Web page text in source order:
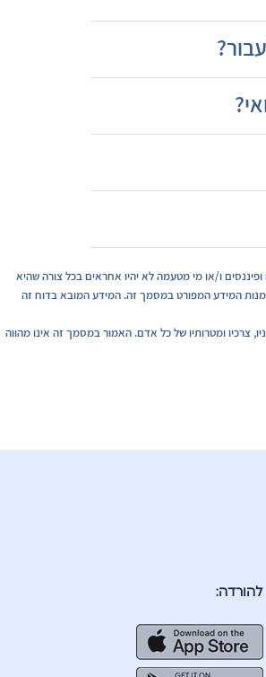
ו/או מי מטעמה לא יהיו אחראים בכל צורה שהיא
המידע המפורט במסמך זה. המידע המובא בדוח זה
צרכיו ומטרותיו של כל אדם. האמור במסמך זה אינו מהווה
להורדה: